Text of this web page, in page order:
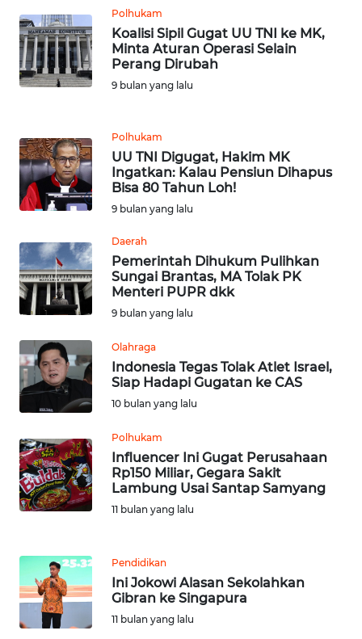
Polhukam
Koalisi Sipil Gugat UU TNI ke MK,
Minta Aturan Operasi Selain
Perang Dirubah
9 bulan yang lalu
Polhukam
UU TNI Digugat, Hakim MK
Ingatkan: Kalau Pensiun Dihapus
Bisa 80 Tahun Loh!
9 bulan yang lalu
Daerah
Pemerintah Dihukum Pulihkan
Sungai Brantas, MA Tolak PK
Menteri PUPR dkk
9 bulan yang lalu
Olahraga
Indonesia Tegas Tolak Atlet Israel,
Siap Hadapi Gugatan ke CAS
10 bulan yang lalu
Polhukam
Influencer Ini Gugat Perusahaan
Rp150 Miliar, Gegara Sakit
Lambung Usai Santap Samyang
11 bulan yang lalu
Pendidikan
Ini Jokowi Alasan Sekolahkan
Gibran ke Singapura
11 bulan yang lalu
WN
BABEL
WN
WN
SUMSEL
WN
BENGKULU
WN
LAMPUNG
WN
WN
NUSANTARA
WN
JOGJA
WN
JATIM
WN
BALI
WN
KALBAR